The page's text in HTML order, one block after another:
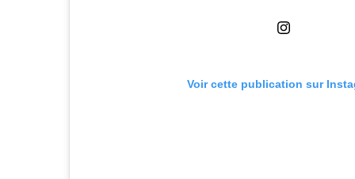
Voir cette publication sur